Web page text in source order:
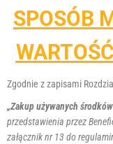
SPOSÓB
Zgodnie z zapisami
„Zakup używanych
przedstawienia przez
załącznik nr 13 do